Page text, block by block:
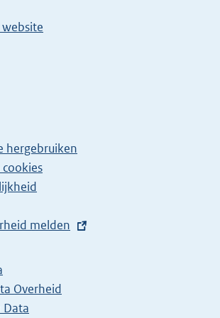
website
hergebruiken
cookies
melden
Overheid
Data